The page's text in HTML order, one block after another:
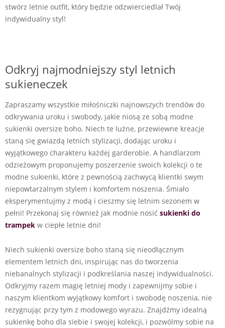
stwórz letnie outfit, który będzie odzwierciedlał Twój
indywidualny styl!
Odkryj najmodniejszy styl letnich
sukieneczek
Zapraszamy wszystkie miłośniczki najnowszych trendów do
odkrywania uroku i swobody, jakie niosą ze sobą modne
sukienki oversize boho. Niech te luźne, przewiewne kreacje
staną się gwiazdą letnich stylizacji, dodając uroku i
wyjątkowego charakteru każdej garderobie. A handlarzom
odzieżowym proponujemy poszerzenie swoich kolekcji o te
modne sukienki, które z pewnością zachwycą klientki swym
niepowtarzalnym stylem i komfortem noszenia. Śmiało
eksperymentujmy z modą i cieszmy się letnim sezonem w
pełni! Przekonaj się również jak modnie nosić sukienki do
trampek w ciepłe letnie dni!
Niech sukienki oversize boho staną się nieodłącznym
elementem letnich dni, inspirując nas do tworzenia
niebanalnych stylizacji i podkreślania naszej indywidualności.
Odkryjmy razem magię letniej mody i zapewnijmy sobie i
naszym klientkom wyjątkowy komfort i swobodę noszenia, nie
rezygnując przy tym z modowego wyrazu. Znajdźmy idealną
sukienkę boho dla siebie i swojej kolekcji, i pozwólmy sobie na